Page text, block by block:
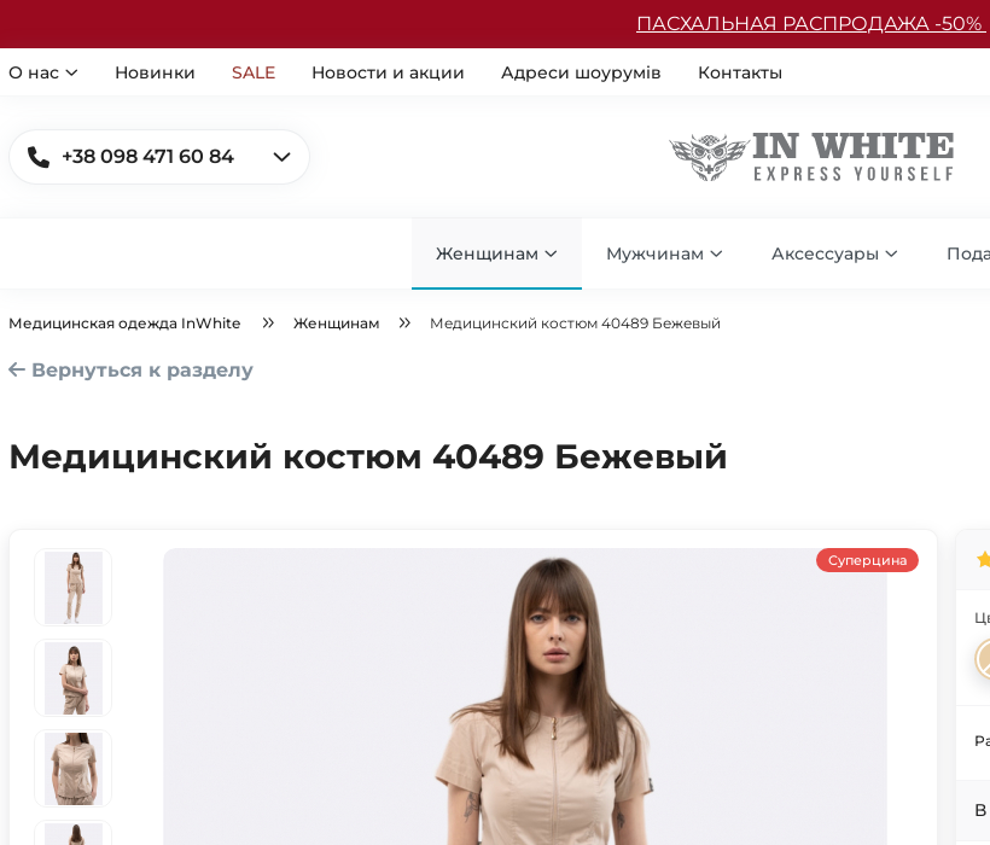
ПАСХАЛЬНАЯ РАСПРОДАЖА -50%
О нас Новинки SALE Новости и акции Адреси шоурумів Контакты
+38 098 471 60 84
Женщинам Мужчинам Аксессуары
Медицинская одежда InWhite Женщинам Медицинский костюм 40489 Бежевый
Вернуться к разделу
Медицинский костюм 40489 Бежевый
Суперцина
В